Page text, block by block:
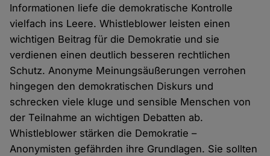
Informationen liefe die demokratische Kontrolle
vielfach ins Leere. Whistleblower leisten einen
wichtigen Beitrag für die Demokratie und sie
verdienen einen deutlich besseren rechtlichen
Schutz. Anonyme Meinungsäußerungen verrohen
hingegen den demokratischen Diskurs und
schrecken viele kluge und sensible Menschen von
der Teilnahme an wichtigen Debatten ab.
Whistleblower stärken die Demokratie –
Anonymisten gefährden ihre Grundlagen. Sie sollten